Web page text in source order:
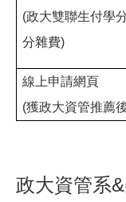
(政大雙聯生付學
分雜費)
線上申請網頁
(獲政大資管推薦
政大資管系